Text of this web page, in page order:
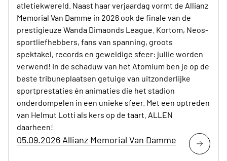
atletiekwereld. Naast haar verjaardag vormt de Allianz
Memorial Van Damme in 2026 ook de finale van de
prestigieuze Wanda Dimaonds League. Kortom, Neos-
sportliefhebbers, fans van spanning, groots
spektakel, records en geweldige sfeer: jullie worden
verwend! In de schaduw van het Atomium ben je op de
beste tribuneplaatsen getuige van uitzonderlijke
sportprestaties én animaties die het stadion
onderdompelen in een unieke sfeer. Met een optreden
van Helmut Lotti als kers op de taart. ALLEN
daarheen!
05.09.2026 Allianz Memorial Van Damme